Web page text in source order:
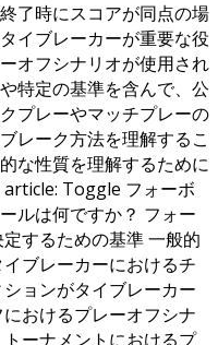
了時にスコアが同点の場
イブレーカーが重要な役
オフシナリオが使用され
特定の基準を含んで、公
プレーやマッチプレーの
レーク方法を理解するこ
な性質を理解するために
Toggle フォーボ
ルは何ですか？ フォー
するための基準 一般的
ブレーカーにおけるチ
ョンがタイブレーカー
おけるプレーオフシナ
ーナメントにおけるプ